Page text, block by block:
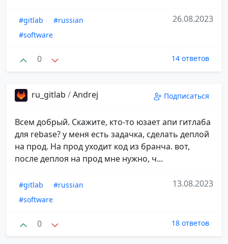
#gitlab
#russian
#software
26.08.2023
0 14 ответов
ru_gitlab /Andrej Подписаться
Всем добрый. Скажите, кто-то юзает апи гитлаба
для rebase? у меня есть задачка, сделать деплой
на прод. На прод уходит код из бранча. вот,
после деплоя на прод мне нужно, ч...
#gitlab
#russian
#software
13.08.2023
0 18 ответов